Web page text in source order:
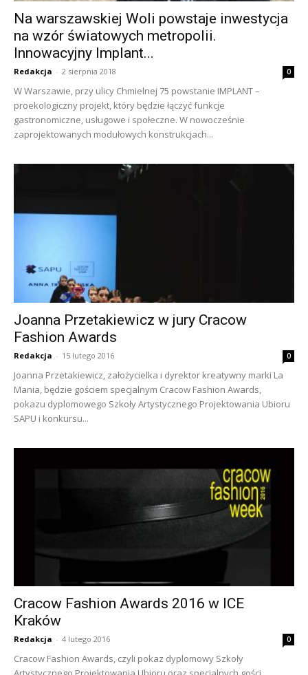
Na warszawskiej Woli powstaje inwestycja
na wzór światowych metropolii.
Innowacyjny Implant...
Redakcja - 2 sierpnia 2018 0
W Warszawie, przy ulicy Chmielnej 75 powstanie IMPLANT –
proekologiczny projekt, który będzie łączyć funkcje
gastronomiczne, usługowe i społeczne. W nowocześnie
zaprojektowanych modułowych konstrukcjach...
Joanna Przetakiewicz w jury Cracow
Fashion Awards
Redakcja - 15 lutego 2016 0
Joanna Przetakiewicz, założycielka i dyrektor kreatywny marki La
Mania, będzie gościem specjalnym Cracow Fashion Awards,
pokazu dyplomowego Szkoły Artystycznego Projektowania Ubioru
SAPU i konkursu...
Cracow Fashion Awards 2016 w ICE
Kraków
Redakcja - 4 lutego 2016 0
Cracow Fashion Awards, czyli pokaz dyplomowy Szkoły